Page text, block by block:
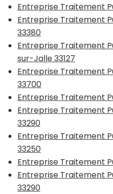
Entreprise Traitement
Entreprise Traitement
33380
Entreprise Traitement
sur-Jalle 33127
Entreprise Traitement
33700
Entreprise Traitement
Entreprise Traitement
33290
Entreprise Traitement
33250
Entreprise Traitement
Entreprise Traitement
33290